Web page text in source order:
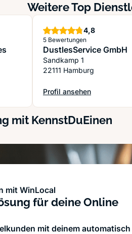
Weitere Top
Dirk Cusian GbR
4,8Sterne
5 Bewertungen
DustlesService GmbH
Sandkamp 1
22111 Hamburg
Profil ansehen
: DustlesService GmbH
mit KennstDuEinen
mit WinLocal
für deine Online
mit deinem automatisch